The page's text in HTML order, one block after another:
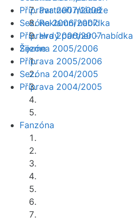
Partneři mládeže
Reklamní nabídka
Hrdý partner - nabídka
Žijeme
Fanzóna
Příprava 2007/2008
Sezóna 2006/2007
Příprava 2006/2007
Sezóna 2005/2006
Příprava 2005/2006
Sezóna 2004/2005
Příprava 2004/2005